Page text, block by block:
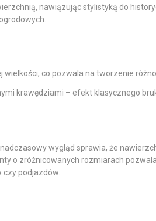
nawiązując stylistyką do
wielkości, co pozwala na tworzenie
krawędziami – efekt klasycznego
wygląd sprawia, że
o zróżnicowanych rozmiarach
podjazdów.